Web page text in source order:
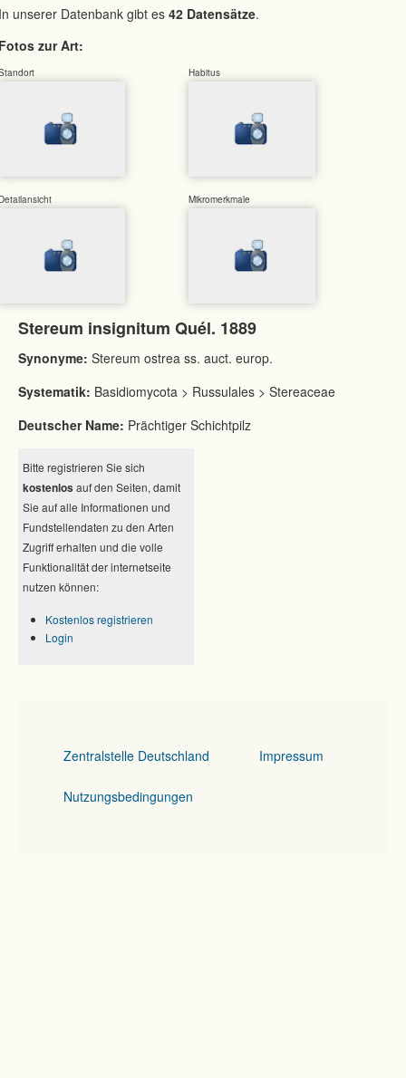
unserer Datenbank gibt es 42 Datensätze.
zur Art:
Habitus
Mikromerkmale
Stereum insignitum Quél. 1889
Synonyme: Stereum ostrea ss. auct. europ.
Systematik: Basidiomycota > Russulales > Stereaceae
Deutscher Name: Prächtiger Schichtpilz
Bitte registrieren Sie sich
kostenlos auf den Seiten, damit
Sie auf alle Informationen und
Fundstellendaten zu den Arten
Zugriff erhalten und die volle
Funktionalität der internetseite
nutzen können:
Kostenlos registrieren
Login
Zentralstelle Deutschland Impressum
Nutzungsbedingungen